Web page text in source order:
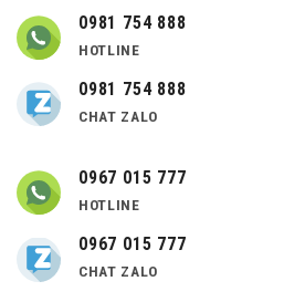
0981 754 888
HOTLINE
0981 754 888
CHAT ZALO
0967 015 777
HOTLINE
0967 015 777
CHAT ZALO